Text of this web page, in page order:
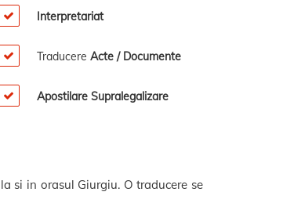
Interpretariat
Traducere Acte / Documente
Apostilare Supralegalizare
si in orasul Giurgiu. O traducere se